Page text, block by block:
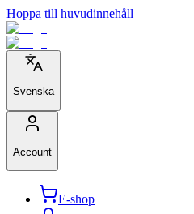
Hoppa till huvudinnehåll
Svenska
Account
E-shop